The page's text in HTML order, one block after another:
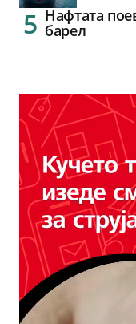
Нафтата
барел